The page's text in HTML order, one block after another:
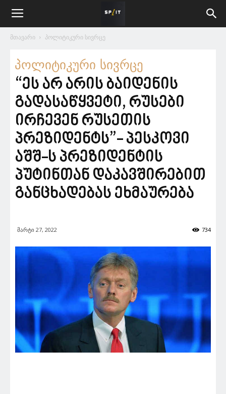
მთავარი პოლიტიკური სივრცე
პოლიტიკური სივრცე
“ეს არ არის ბაიდენის
გადასაწყვეტი, რუსები
ირჩევენ რუსეთის
პრეზიდენტს”- პესკოვი
აშშ-ს პრეზიდენტის
პუტინთან დაკავშირებით
განცხადებას ეხმაურება
მარტი 27, 2022 734